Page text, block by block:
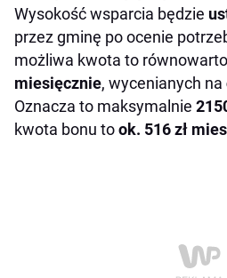
Wysokość wsparcia będzie
przez gminę po ocenie
możliwa kwota to
miesięcznie, wycenianych na
Oznacza to maksymalnie
kwota bonu took. 516 zł